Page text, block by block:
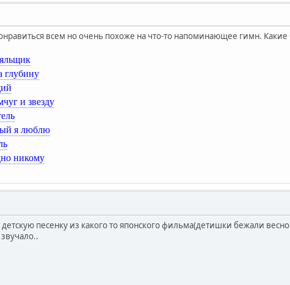
всем но очень похоже на что-то напоминающее гимн. Какие
глубину
и звезду
я люблю
никому
песенку из какого то японского фильма(детишки бежали